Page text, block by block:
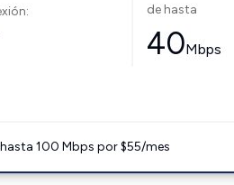
de hasta
40Mbps
100 Mbps por $55/mes